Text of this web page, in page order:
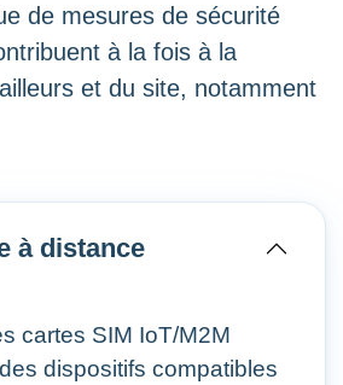
de mesures de sécurité
à la fois à la
et du site, notamment
à distance
cartes SIM IoT/M2M
dispositifs compatibles